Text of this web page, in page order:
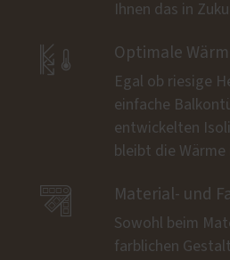
Ihnen das in
 Optimale
Egal ob riesige
einfache
entwickelten
bleibt die Wärme
 Material- und
Sowohl beim
farblichen